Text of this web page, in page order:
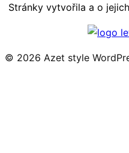
Stránky vytvořila a o
© 2026 Azet style